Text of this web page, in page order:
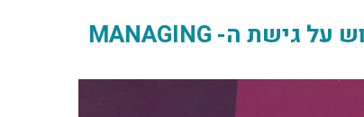
ספרן של נאוה שם-טוב יער ומארא רבינוביץ תירוש על גישת ה- MANAGING